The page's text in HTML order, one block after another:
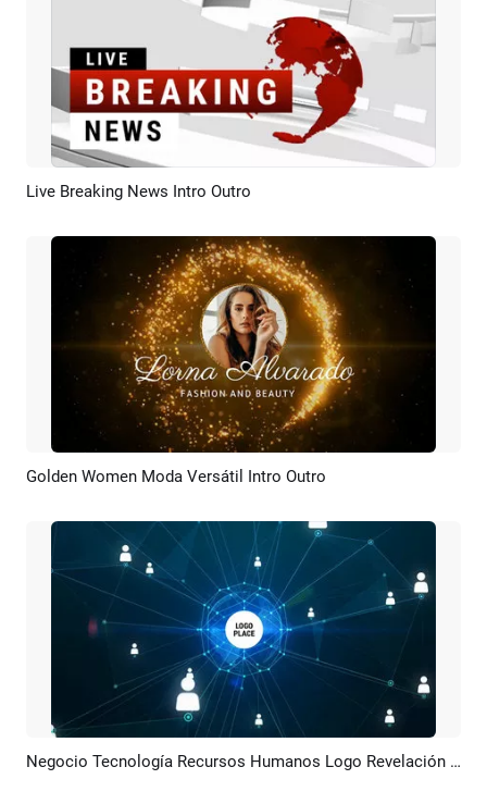
Previsualizar
Live Breaking News Intro Outro
Previsualizar Crear IA
Golden Women Moda Versátil Intro Outro
Previsualizar Personalizar Negocio Tecnología Recursos Humanos Logo Revelación Intro